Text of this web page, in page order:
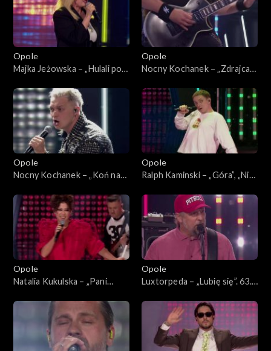
Opole
Majka Jeżowska – „Hulali po
„SuperJedynki”
Opole
Nocny Kochanek – „Zdrajca
„SuperJedynki”
Opole
Nocny Kochanek – „Koń na
Koncert „SuperJedynki”
Opole
Ralph Kaminski – „Góra”, „Nie
Rafała”. 63. KFPP: Koncert
„SuperJedynki”
Opole
Natalia Kukulska – „Pani
więcej Ciebie tym mniej”,
„Kobieta”, „W biegu”,
„Dobrostan”, „Światło”, „Sexi
flexi”. 63. KFPP: Koncert
Opole
Luxtorpeda – „Lubię się”. 63.
„SuperJedynki”